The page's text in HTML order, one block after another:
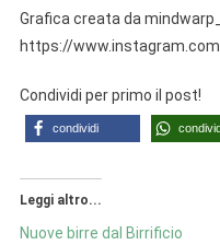
Grafica creata da
https://
Condividi per primo il post!
condividi
Leggi altro...
Nuove birre dal Birrificio